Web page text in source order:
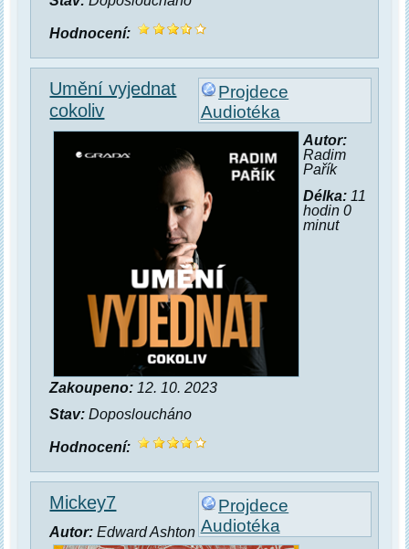
Hodnocení:
Projdece
Audiotéka
Umění vyjednat
cokoliv
Autor:
Radim
Pařík
Délka:11
hodin 0
minut
Zakoupeno: 12. 10. 2023
Stav: Doposloucháno
Hodnocení:
Projdece
Audiotéka
Mickey7
Autor: Edward Ashton